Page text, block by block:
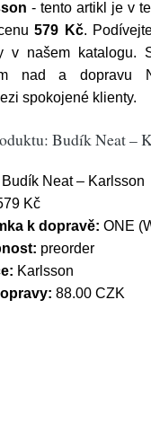
- tento artikl je v
579 Kč.
v našem katalogu.
nad a dopravu
spokojené klienty.
Budík Neat –
Budík Neat – Karlsson
Kč
k dopravě: ONE
preorder
Karlsson
88.00 CZK